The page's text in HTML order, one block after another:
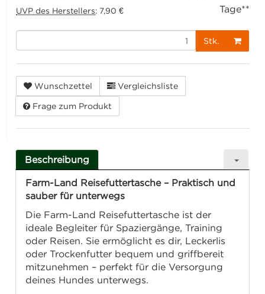
UVP des Herstellers: 7,90 €
Tage**
Stk.
Wunschzettel Vergleichsliste
Frage zum Produkt
Beschreibung
Farm-Land Reisefuttertasche – Praktisch und
sauber für unterwegs
Die Farm-Land Reisefuttertasche ist der
ideale Begleiter für Spaziergänge, Training
oder Reisen. Sie ermöglicht es dir, Leckerlis
oder Trockenfutter bequem und griffbereit
mitzunehmen – perfekt für die Versorgung
deines Hundes unterwegs.